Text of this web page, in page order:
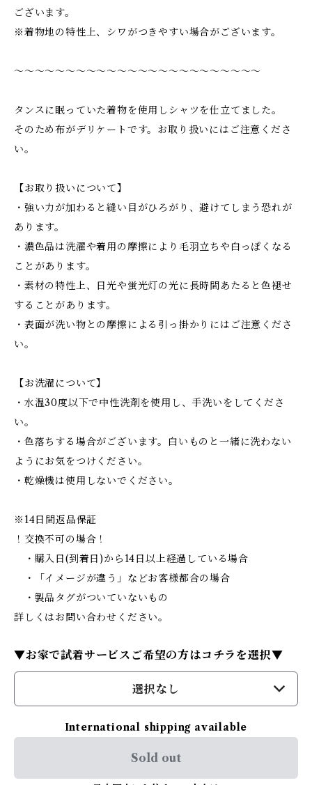
ございます。
※着物地の特性上、シワがつきやすい場合がございます。
〜〜〜〜〜〜〜〜〜〜〜〜〜〜〜〜〜〜〜〜〜〜〜〜
タンスに眠っていた着物を使用しシャツを仕立てました。
そのため布がデリケートです。お取り扱いにはご注意くださ
い。
【お取り扱いについて】
・強い力が加わると縫い目がひろがり、避けてしまう恐れが
あります。
・濃色品は洗濯や着用の摩擦により毛羽立ちや白っぽくなる
ことがあります。
・素材の特性上、日光や蛍光灯の光に長時間あたると色褪せ
することがあります。
・表面が洗い物との摩擦による引っ掛かりにはご注意くださ
い。
【お洗濯について】
・水温30度以下で中性洗剤を使用し、手洗いをしてくださ
い。
・色落ちする場合がございます。白いものと一緒に洗わない
ようにお気をつけください。
・乾燥機は使用しないでください。
※14日間返品保証
！交換不可の場合！
・購入日(到着日)から14日以上経過している場合
・「イメージが違う」などお客様都合の場合
・製品タグがついていないもの
詳しくはお問い合わせください。
▼お家で試着サービスご希望の方はコチラを選択▼
選択なし
International shipping available
Sold out